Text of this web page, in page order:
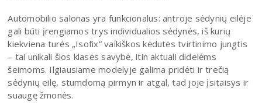
Automobilio salonas yra funkcionalus: antroje sėdynių eilėje
gali būti įrengiamos trys individualios sėdynės, iš kurių
kiekviena turės „Isofix“ vaikiškos kėdutės tvirtinimo jungtis
– tai unikali šios klasės savybė, itin aktuali didelėms
šeimoms. Ilgiausiame modelyje galima pridėti ir trečią
sėdynių eilę, stumdomą pirmyn ir atgal, tad joje įsitaisys ir
suaugę žmonės.